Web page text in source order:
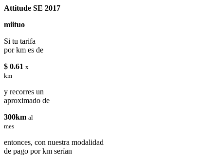
Attitude SE 2017
miituo
Si tu tarifa
por km es de
$ 0.61 x
km
y recorres un
aproximado de
300km al
mes
entonces, con nuestra modalidad
de pago por km serían